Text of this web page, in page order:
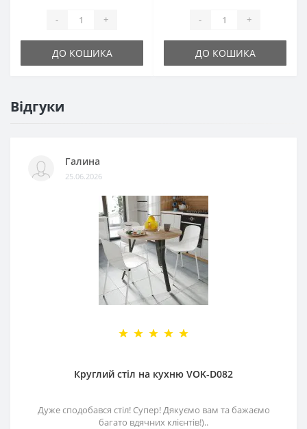
- +
ДО КОШИКА
- +
ДО КОШИКА
Відгуки
Галина
25.06.2026
Круглий стіл на кухню VOK-D082
Дуже сподобався стіл! Супер! Дякуємо вам та бажаємо
багато вдячних клієнтів!)..